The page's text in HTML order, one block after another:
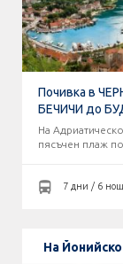
Почивка в
БЕЧИЧИ до
На
пясъчен плаж
7 дни / 6
На